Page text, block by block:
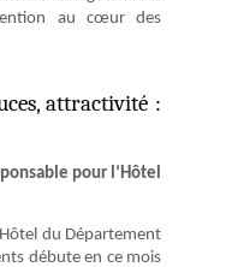
au cœur des
attractivité :
pour l’Hôtel
du Département
débute en ce mois